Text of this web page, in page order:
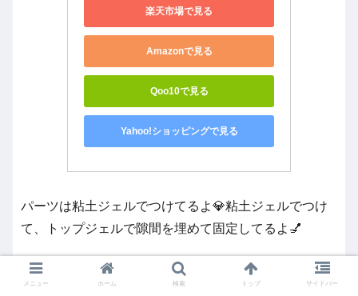
楽天市場で見る
Amazonで見る
Qoo10で見る
Yahoo!ショッピングで見る
パーツは粘土ジェルでつけてるよ💎粘土ジェルでつけ
て、トップジェルで隙間を埋めて固定してるよ💅
メニュー ホーム 検索 トップ サイドバー